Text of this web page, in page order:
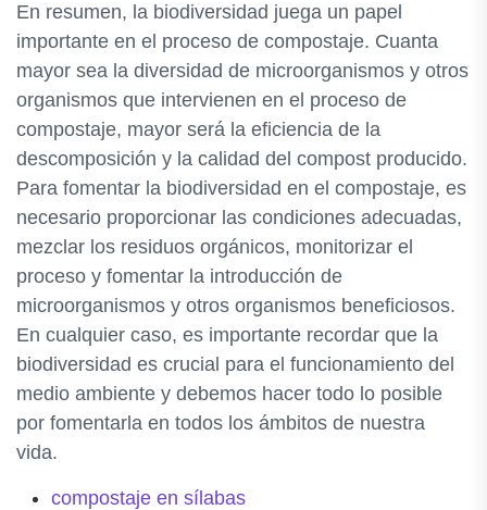
En resumen, la biodiversidad juega un papel
importante en el proceso de compostaje. Cuanta
mayor sea la diversidad de microorganismos y otros
organismos que intervienen en el proceso de
compostaje, mayor será la eficiencia de la
descomposición y la calidad del compost producido.
Para fomentar la biodiversidad en el compostaje, es
necesario proporcionar las condiciones adecuadas,
mezclar los residuos orgánicos, monitorizar el
proceso y fomentar la introducción de
microorganismos y otros organismos beneficiosos.
En cualquier caso, es importante recordar que la
biodiversidad es crucial para el funcionamiento del
medio ambiente y debemos hacer todo lo posible
por fomentarla en todos los ámbitos de nuestra
vida.
compostaje en sílabas